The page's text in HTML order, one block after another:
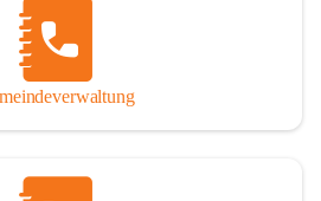
Wörterberg zur Gemeinde
von mehreren Ortsansässigen
wieder eine eigenständige
im Nordwesten des